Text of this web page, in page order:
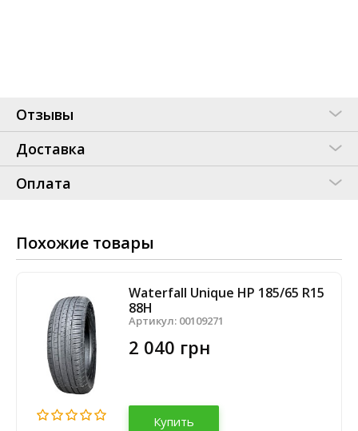
Отзывы
Доставка
Оплата
Похожие товары
Waterfall Unique HP 185/65 R15
88H
Артикул: 00109271
2 040 грн
Купить